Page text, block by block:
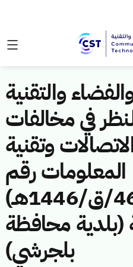
والتقنية
في مخالفات
وتقنية
المعلومات رقم
(461141144/ق/1446هـ)
(بلدية محافظة
بلجرشي)